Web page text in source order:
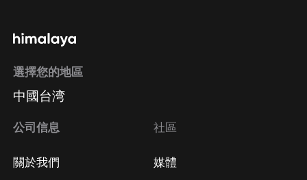
選擇您的地區
中國台湾
公司信息
關於我們
社區
媒體